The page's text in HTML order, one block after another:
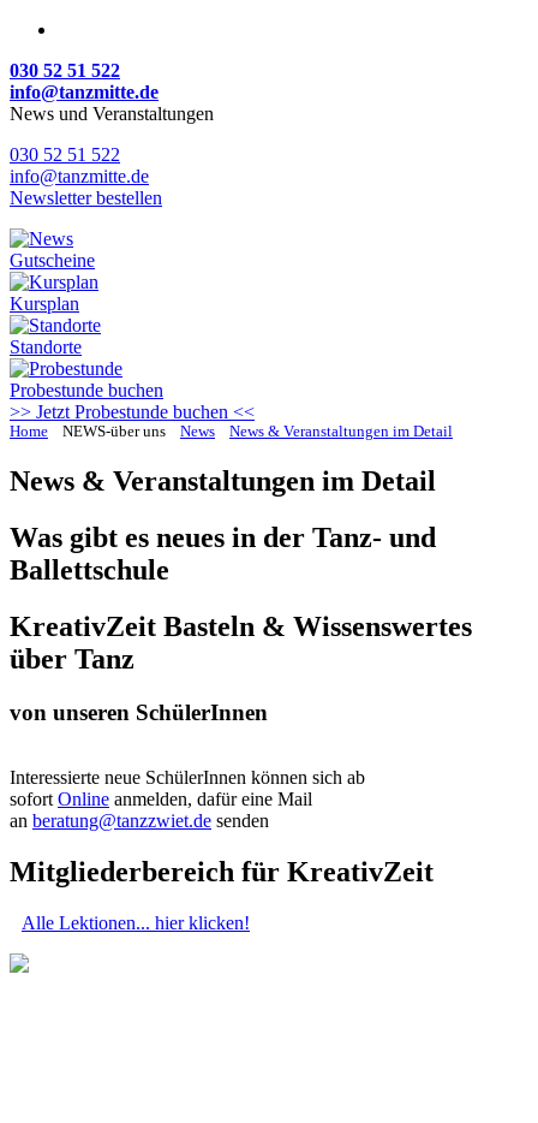
030 52 51 522
info@tanzmitte.de
News und Veranstaltungen
030 52 51 522
info@tanzmitte.de
Newsletter bestellen
Gutscheine
Kursplan
Standorte
Probestunde buchen
>> Jetzt Probestunde buchen <<
Home NEWS-über uns News News & Veranstaltungen im Detail
News & Veranstaltungen im Detail
Was gibt es neues in der Tanz- und
Ballettschule
KreativZeit Basteln & Wissenswertes
über Tanz
von unseren SchülerInnen
Interessierte neue SchülerInnen können sich ab
sofort Online anmelden, dafür eine Mail
an beratung@tanzzwiet.de senden
Mitgliederbereich für KreativZeit
Alle Lektionen... hier klicken!